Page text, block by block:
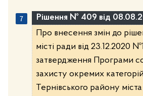
Рішення № 409 від
Про внесення змін до
місті ради від 23.12.2020
затвердження Програми
захисту окремих
Тернівського району